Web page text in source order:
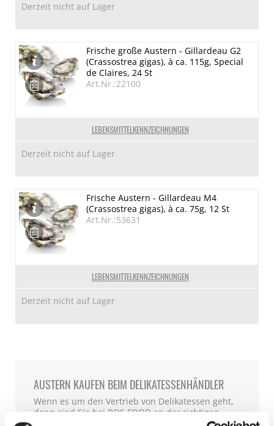
Derzeit nicht auf Lager
LEBENSMITTELKENNZEICHNUNGEN
Frische große Austern - Gillardeau G2
(Crassostrea gigas), à ca. 115g, Special
de Claires, 24 St
Art.Nr.:22100
Derzeit nicht auf Lager
LEBENSMITTELKENNZEICHNUNGEN
Frische Austern - Gillardeau M4
(Crassostrea gigas), à ca. 75g, 12 St
Art.Nr.:53631
Derzeit nicht auf Lager
AUSTERN KAUFEN BEIM DELIKATESSENHÄNDLER
Wenn es um den Vertrieb von Delikatessen geht,
dann sind Sie bei BOS FOOD an der richtigen
Adresse. BOS FOOD einer der bekanntesten